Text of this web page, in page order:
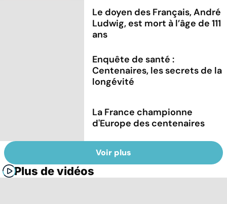
Le doyen des Français, André
Ludwig, est mort à l’âge de 111
ans
Enquête de santé :
Centenaires, les secrets de la
longévité
La France championne
d'Europe des centenaires
Voir plus
Plus de vidéos